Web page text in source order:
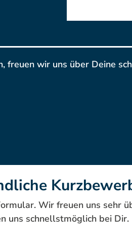
freuen wir uns über Deine
Wir freuen uns sehr
uns schnellstmöglich bei Dir.